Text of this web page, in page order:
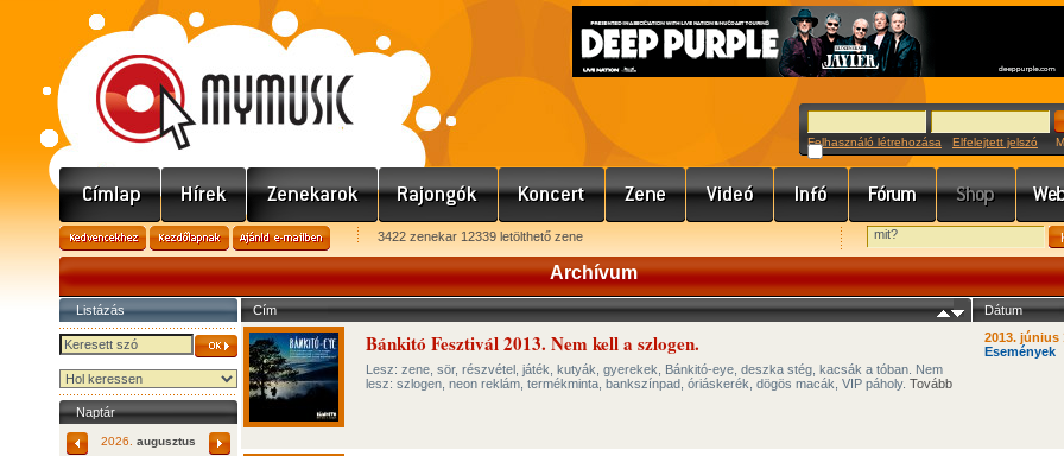
Felhasználó létrehozása Elfelejtett jelszó
3422 zenekar 12339 letölthető zene
Archívum
Listázás
Naptár
2026. augusztus
Cím Dátum
Bánkitó Fesztivál 2013. Nem kell a szlogen.
Lesz: zene, sör, részvétel, játék, kutyák, gyerekek, Bánkitó-eye, deszka stég, kacsák a tóban. Nem
lesz: szlogen, neon reklám, termékminta, bankszínpad, óriáskerék, dögös macák, VIP páholy. Tovább
2013. június
Események